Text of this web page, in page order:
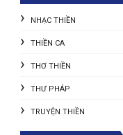
NHẠC THIỀN
THIỀN CA
THƠ THIỀN
THƯ PHÁP
TRUYỆN THIỀN